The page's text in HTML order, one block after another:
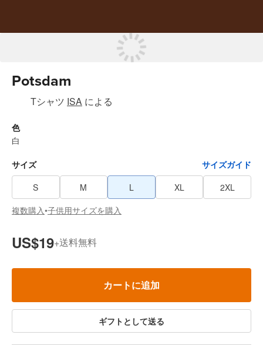
Potsdam
Tシャツ ISA による
色
白
サイズ
サイズガイド
S
M L XL
2XL
複数購入•子供用サイズを購入
US$19+送料無料
カートに追加
ギフトとして送る